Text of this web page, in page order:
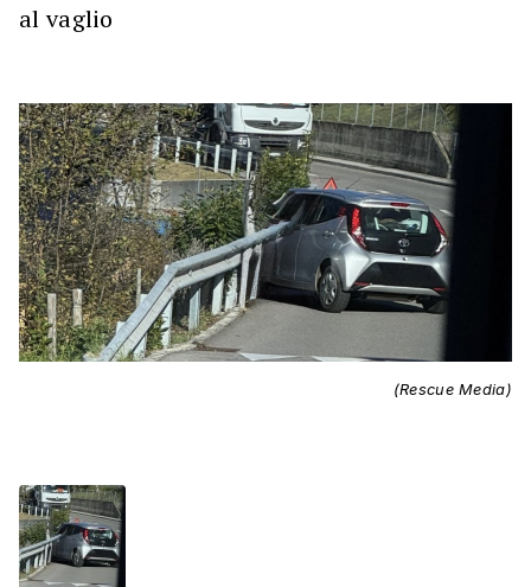
al vaglio
(Rescue Media)